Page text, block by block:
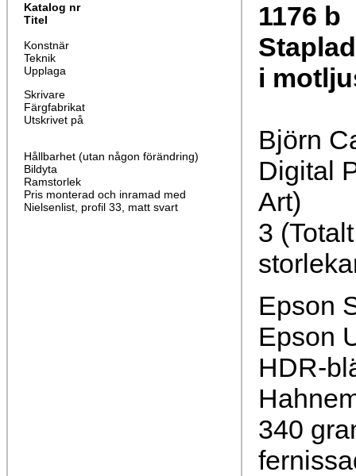
Katalog nr
Titel
Konstnär
Teknik
Upplaga
Skrivare
Färgfabrikat
Utskrivet på
Hållbarhet (utan någon förändring)
Bildyta
Ramstorlek
Pris monterad och inramad med
Nielsenlist, profil 33, matt svart
1176 b
i
Björn
Digital
Art)
3
Epson
Epson
HDR-
340